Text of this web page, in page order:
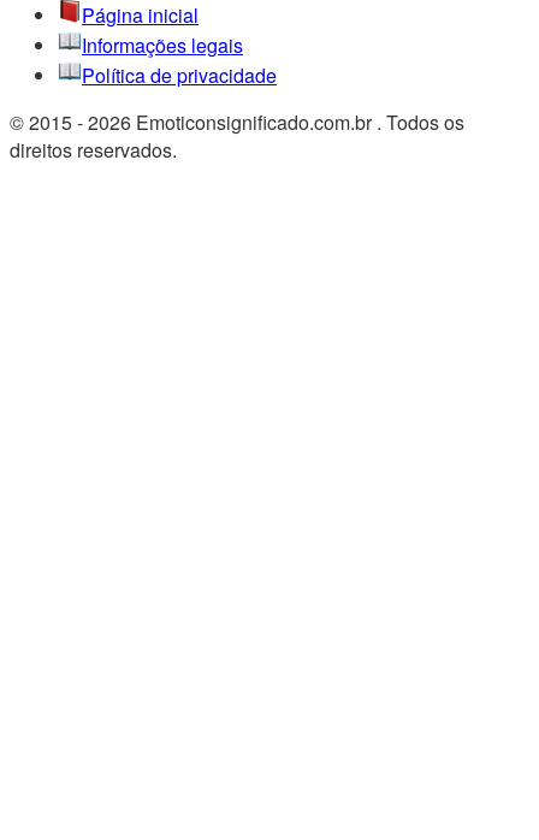
Página inicial
Informações legais
Política de privacidade
© 2015 - 2026 Emoticonsignificado.com.br . Todos os
direitos reservados.